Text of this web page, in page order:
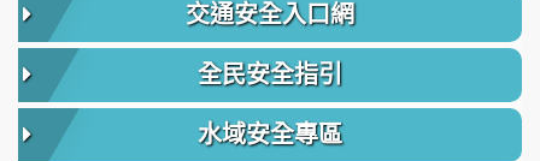
交通安全入口網
全民安全指引
水域安全專區